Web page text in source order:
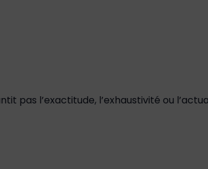
pas l’exactitude, l’exhaustivité ou